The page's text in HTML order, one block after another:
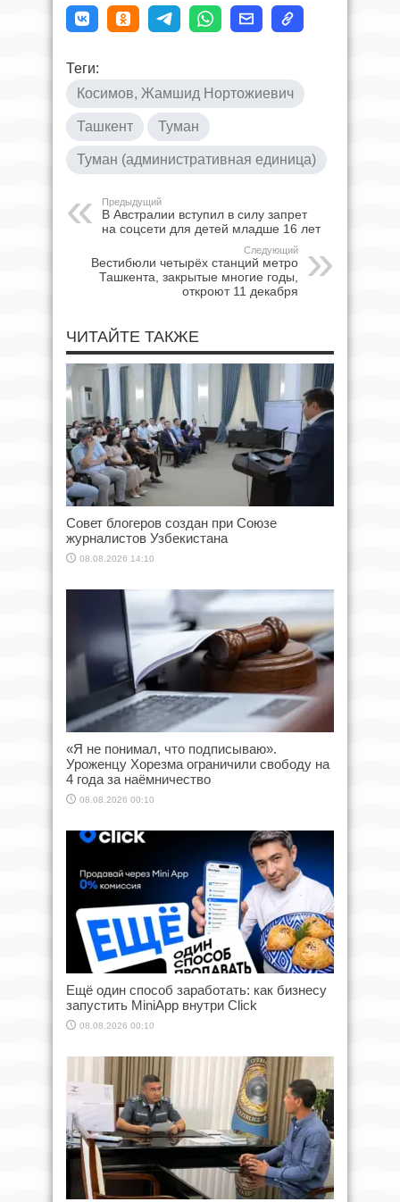
Теги:
Косимов, Жамшид Нортожиевич
Ташкент Туман
Туман (административная единица)
Предыдущий
В Австралии вступил в силу запрет
на соцсети для детей младше 16 лет
Следующий
Вестибюли четырёх станций метро
Ташкента, закрытые многие годы,
откроют 11 декабря
ЧИТАЙТЕ ТАКЖЕ
Совет блогеров создан при Союзе
журналистов Узбекистана
08.08.2026 14:10
«Я не понимал, что подписываю».
Уроженцу Хорезма ограничили свободу на
4 года за наёмничество
08.08.2026 00:10
Ещё один способ заработать: как бизнесу
запустить MiniApp внутри Click
08.08.2026 00:10